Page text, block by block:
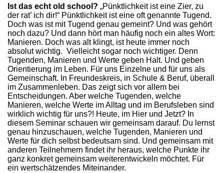
Ist das echt old school? „Pünktlichkeit ist eine Zier, zu
der rat’ ich dir!“ Pünktlichkeit ist eine oft genannte Tugend.
Doch was ist mit Tugend genau gemeint? Und was gehört
noch dazu? Und dann hört man häufig noch ein altes Wort:
Manieren. Doch was alt klingt, ist heute immer noch
absolut wichtig. Vielleicht sogar noch wichtiger. Denn
Tugenden, Manieren und Werte geben Halt. Und geben
Orientierung im Leben. Für uns Einzelne und für uns als
Gemeinschaft. In Freundeskreis, in Schule & Beruf, überall
im Zusammenleben. Das zeigt sich vor allem bei
Entscheidungen. Aber welche Tugenden, welche
Manieren, welche Werte im Alltag und im Berufsleben sind
wirklich wichtig für uns?! Heute, im Hier und Jetzt? In
diesem Seminar schauen wir gemeinsam darauf. Du lernst
genau hinzuschauen, welche Tugenden, Manieren und
Werte für dich selbst bedeutsam sind. Und gemeinsam mit
anderen Teilnehmern findet ihr heraus, welche Punkte ihr
ganz konkret gemeinsam weiterentwickeln möchtet. Für
ein wertschätzendes Miteinander.